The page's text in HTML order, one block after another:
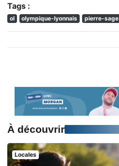
Tags :
ol olympique-lyonnais pierre-sage
À découvrir
Locales